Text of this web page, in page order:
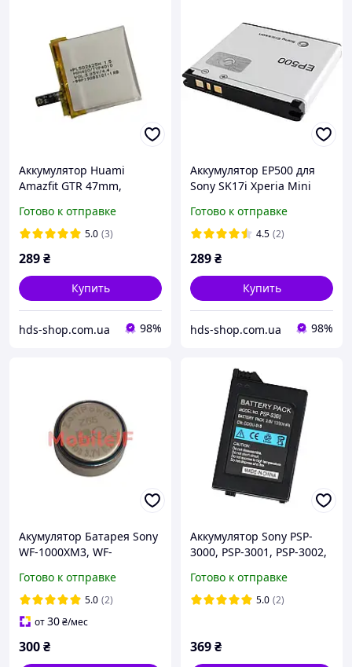
Аккумулятор Huami
Amazfit GTR 47mm,
410мAh Original PRC
Готово к отправке
5.0 (3)
289₴
Купить
hds-shop.com.ua 98%
Аккумулятор EP500 для
Sony SK17i Xperia Mini
Walkman, ENERGY
Готово к отправке
4.5 (2)
289₴
Купить
hds-shop.com.ua 98%
Акумулятор Батарея Sony
WF-1000XM3, WF-
0.24Wh, 1шт
Готово к отправке
5.0 (2)
от30₴/мес
300₴
Аккумулятор Sony PSP-
3000, PSP-3001, PSP-3002,
3005, PSP-3006, 3007, 3008
Original PRC
Готово к отправке
5.0 (2)
369₴